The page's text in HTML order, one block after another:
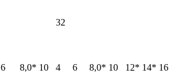
32
6 8,0* 10 4 6 8,0* 10 12* 14* 16